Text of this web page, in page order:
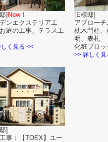
] New！
ンエクステリア工
庭の工事、テラス工
く見る <<
[E様邸]
アプローチ
枕木門柱
明、表札
化粧ブロ
>> 詳しく見
]
事：【TOEX】ユー